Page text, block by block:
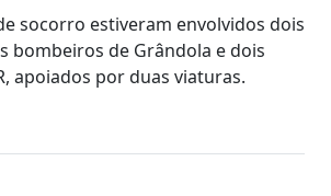
socorro estiveram envolvidos dois
bombeiros de Grândola e dois
apoiados por duas viaturas.